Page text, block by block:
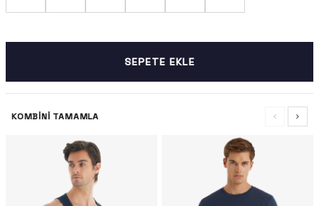
SEPETE EKLE
KOMBINI TAMAMLA